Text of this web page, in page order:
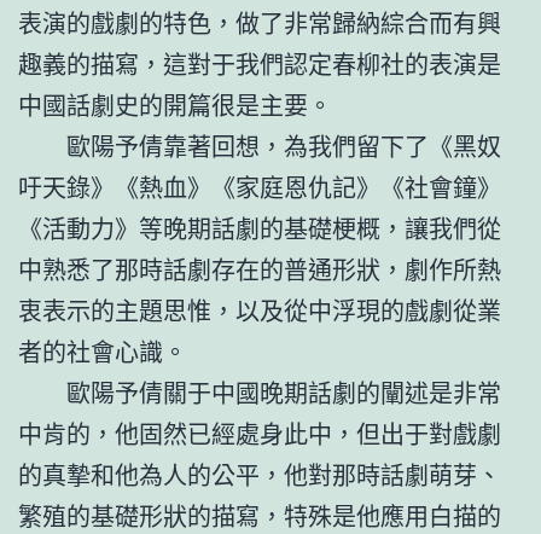
表演的戲劇的特色，做了非常歸納綜合而有興
趣義的描寫，這對于我們認定春柳社的表演是
中國話劇史的開篇很是主要。
歐陽予倩靠著回想，為我們留下了《黑奴
吁天錄》《熱血》《家庭恩仇記》《社會鐘》
《活動力》等晚期話劇的基礎梗概，讓我們從
中熟悉了那時話劇存在的普通形狀，劇作所熱
衷表示的主題思惟，以及從中浮現的戲劇從業
者的社會心識。
歐陽予倩關于中國晚期話劇的闡述是非常
中肯的，他固然已經處身此中，但出于對戲劇
的真摯和他為人的公平，他對那時話劇萌芽、
繁殖的基礎形狀的描寫，特殊是他應用白描的